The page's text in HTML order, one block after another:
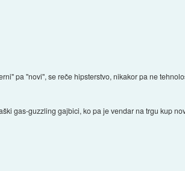
pa "novi", se reče hipsterstvo, nikakor pa ne
gas-guzzling gajbici, ko pa je vendar na trgu kup